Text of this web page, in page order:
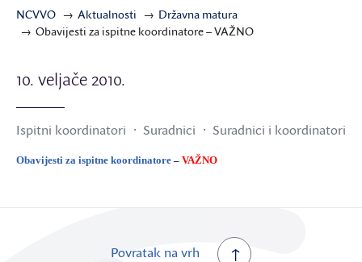
NCVVO Aktualnosti
Državna matura
Obavijesti za ispitne koordinatore – VAŽNO
10. veljače 2010.
Ispitni koordinatori Suradnici Suradnici i koordinatori
Obavijesti za ispitne koordinatore – VAŽNO
Povratak na vrh